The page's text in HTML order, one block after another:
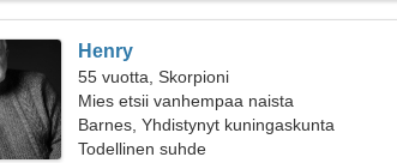
Henry
55 vuotta, Skorpioni
Mies etsii vanhempaa naista
Barnes, Yhdistynyt kuningaskunta
Todellinen suhde